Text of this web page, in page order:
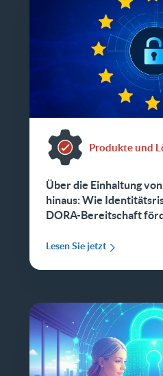
Produkte und
Über die Einhaltung
hinaus: Wie
DORA-Bereitschaft
Lesen Sie jetzt